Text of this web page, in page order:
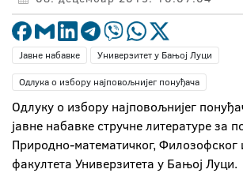
Јавне набавке
Универзитет у Бањој Луци
Одлука о избору најповољнијег понуђача
Одлуку о избору најповољнијег
јавне набавке стручне литературе за
Природно-математичког, Филозофског
факултета Универзитета у Бањој Луци.